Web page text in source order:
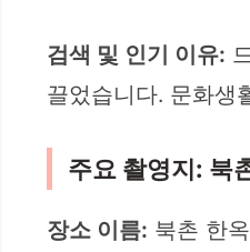
검색 및 인기 이유:
끌었습니다. 문화생
주요 촬영지: 북
장소 이름: 북촌 한